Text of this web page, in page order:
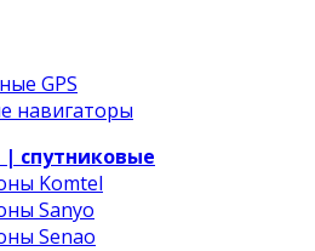
GPS
навигаторы
спутниковые
Komtel
Sanyo
Senao